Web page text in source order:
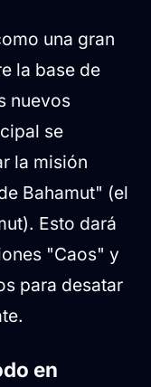
una gran
la base de
nuevos
se
la misión
Bahamut" (el
Esto dará
"Caos" y
para desatar
en